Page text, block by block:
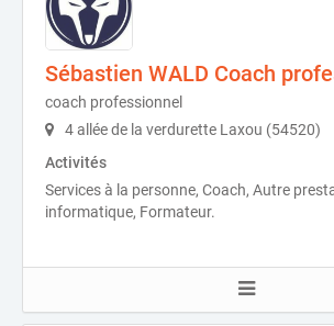
Sébastien WALD Coach
coach professionnel
4 allée de la verdurette Laxou (54520)
Activités
Services à la personne, Coach, Autre
informatique, Formateur.